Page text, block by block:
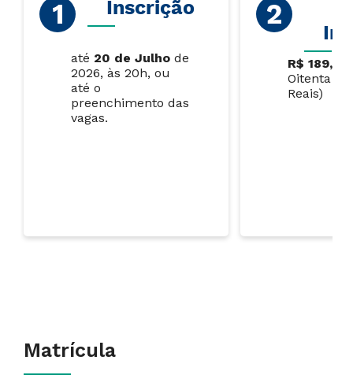
Inscrição
até 20 de Julho de
2026, às 20h, ou
até o
preenchimento das
vagas.
R$ 189,00
Oitenta e
Reais)
Matrícula